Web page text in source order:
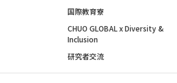
国際教育寮
CHUO GLOBAL x Diversity &
Inclusion
研究者交流